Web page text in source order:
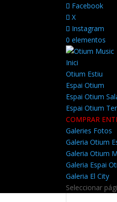
Facebook
X
Instagram
0 elementos
Inici
Otium Estiu
Espai Otium
Espai Otium
Espai Otium
COMPRAR
Galeries Fotos
Galeria Otium
Galeria Otium
Galeria Espai
Galeria El City
Seleccionar